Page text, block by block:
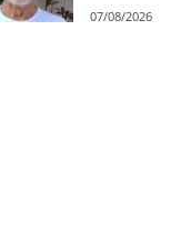
07/08/2026